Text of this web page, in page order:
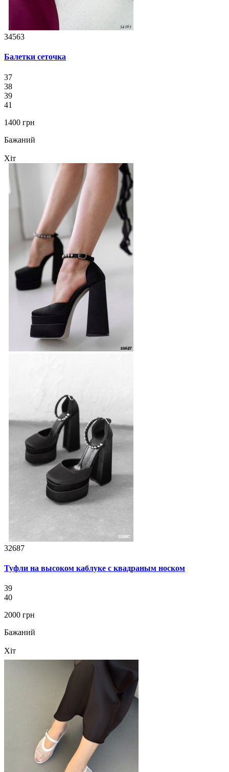
34563
Балетки сеточка
37
38
39
41
1400 грн
Бажаний
Хіт
32687
Туфли на высоком каблуке с квадраным носком
39
40
2000 грн
Бажаний
Хіт